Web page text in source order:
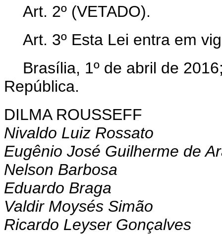
Art. 2º (VETADO).
Art. 3º Esta Lei entra em
Brasília, 1º de abril de
República.
DILMA ROUSSEFF
Nivaldo Luiz Rossato
Eugênio José Guilherme de
Nelson Barbosa
Eduardo Braga
Valdir Moysés Simão
Ricardo Leyser Gonçalves